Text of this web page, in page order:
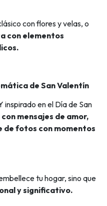
con flores y velas, o
con elementos
de San Valentín
en el Día de San
mensajes de amor,
de fotos con momentos
tu hogar, sino que
y significativo.